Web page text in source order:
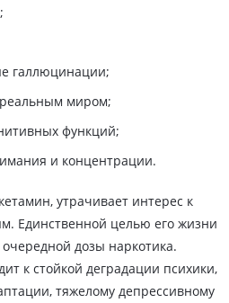
галлюцинации;
реальным миром;
функций;
и концентрации.
утрачивает интерес к
Единственной целью его жизни
дозы наркотика.
к стойкой деградации психики,
тяжелому депрессивному